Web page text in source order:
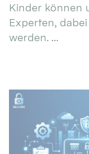
Kinder können
Experten,
werden. ...